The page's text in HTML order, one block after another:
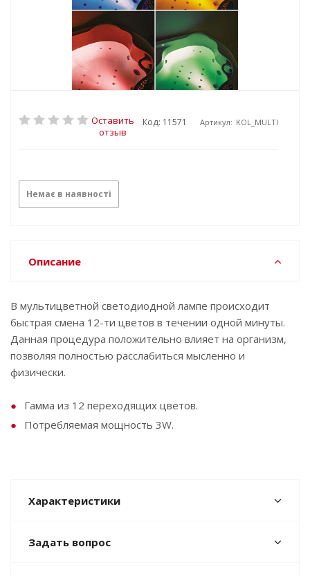
Оставить
отзыв
Код: 11571 Артикул: KOL_MULTI
Немає в наявності
Описание
В мультицветной светодиодной лампе происходит
быстрая смена 12-ти цветов в течении одной минуты.
Данная процедура положительно влияет на организм,
позволяя полностью расслабиться мысленно и
физически.
Гамма из 12 переходящих цветов.
Потребляемая мощность 3W.
Характеристики
Задать вопрос